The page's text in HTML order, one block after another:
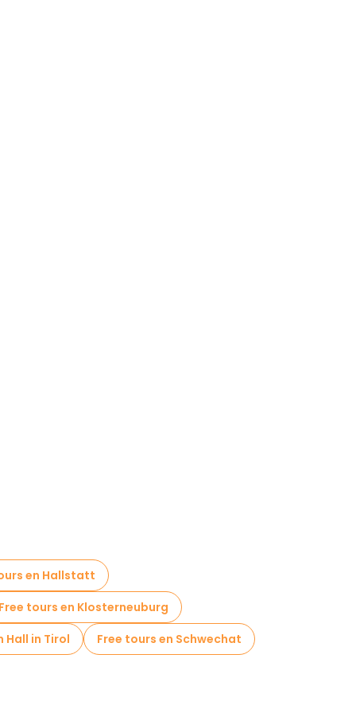
en Hallstatt
tours en Klosterneuburg
Hall in Tirol
Free tours en Schwechat